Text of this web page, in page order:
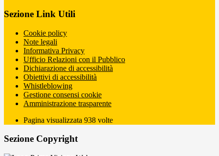
Sezione Link Utili
Cookie policy
Note legali
Informativa Privacy
Ufficio Relazioni con il Pubblico
Dichiarazione di accessibilità
Obiettivi di accessibilità
Whistleblowing
Gestione consensi cookie
Amministrazione trasparente
Pagina visualizzata 938 volte
Sezione Copyright